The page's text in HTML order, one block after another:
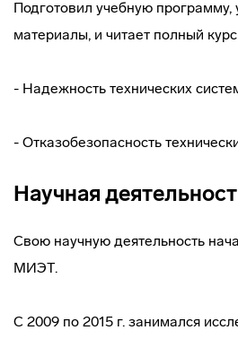
Подготовил учебную программу,
материалы, и читает полный
- Надежность технических
- Отказобезопасность
Научная
Свою научную деятельность
МИЭТ.
С 2009 по 2015 г. занимался